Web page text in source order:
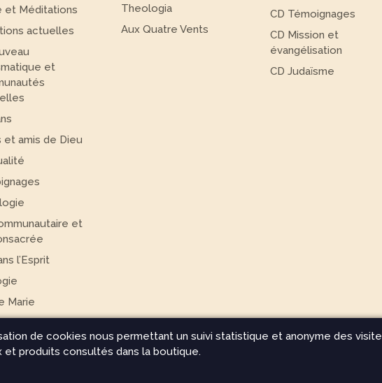
et Méditations
actuelles
et
et amis de Dieu
et
l’Esprit
Marie
Theologia
Aux Quatre Vents
CD Témoignages
CD Mission et
évangélisation
CD Judaïsme
de cookies nous permettant un suivi statistique et anonyme des
produits consultés dans la boutique.